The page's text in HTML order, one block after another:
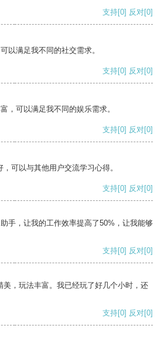
支持[0] 反对[0]
以满足我不同的社交需求。
支持[0] 反对[0]
，可以满足我不同的娱乐需求。
支持[0] 反对[0]
可以与其他用户交流学习心得。
支持[0] 反对[0]
手，让我的工作效率提高了50%，让我能够
支持[0] 反对[0]
美，玩法丰富。我已经玩了好几个小时，还
支持[0] 反对[0]